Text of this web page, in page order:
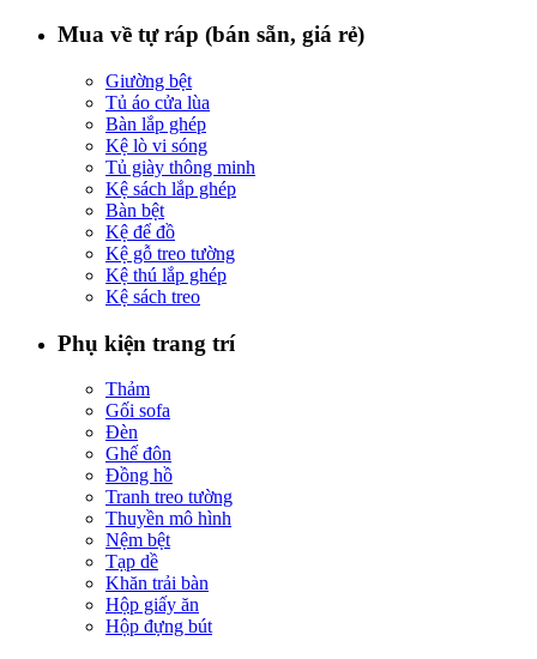
Mua về tự ráp (bán sẵn, giá rẻ)
Giường bệt
Tủ áo cửa lùa
Bàn lắp ghép
Kệ lò vi sóng
Tủ giày thông minh
Kệ sách lắp ghép
Bàn bệt
Kệ để đồ
Kệ gỗ treo tường
Kệ thú lắp ghép
Kệ sách treo
Phụ kiện trang trí
Thảm
Gối sofa
Đèn
Ghế đôn
Đồng hồ
Tranh treo tường
Thuyền mô hình
Nệm bệt
Tạp dề
Khăn trải bàn
Hộp giấy ăn
Hộp đựng bút